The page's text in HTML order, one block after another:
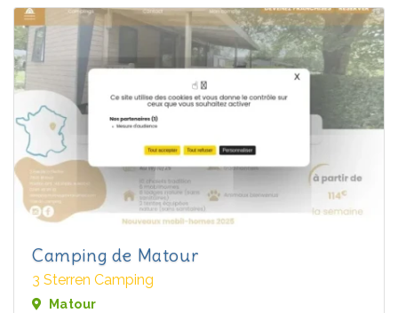
Camping de Matour
3 Sterren Camping
Matour